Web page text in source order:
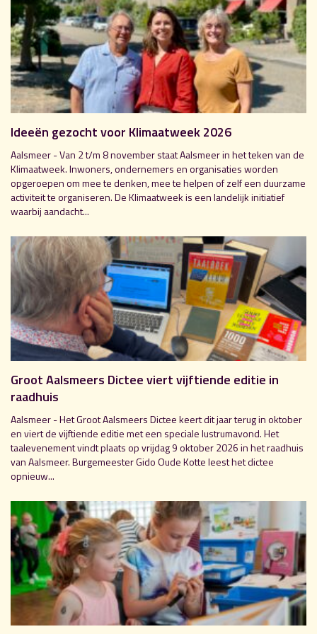
Ideeën gezocht voor Klimaatweek 2026
Aalsmeer - Van 2 t/m 8 november staat Aalsmeer in het teken van de
Klimaatweek. Inwoners, ondernemers en organisaties worden
opgeroepen om mee te denken, mee te helpen of zelf een duurzame
activiteit te organiseren. De Klimaatweek is een landelijk initiatief
waarbij aandacht...
Groot Aalsmeers Dictee viert vijftiende editie in
raadhuis
Aalsmeer - Het Groot Aalsmeers Dictee keert dit jaar terug in oktober
en viert de vijftiende editie met een speciale lustrumavond. Het
taalevenement vindt plaats op vrijdag 9 oktober 2026 in het raadhuis
van Aalsmeer. Burgemeester Gido Oude Kotte leest het dictee
opnieuw...